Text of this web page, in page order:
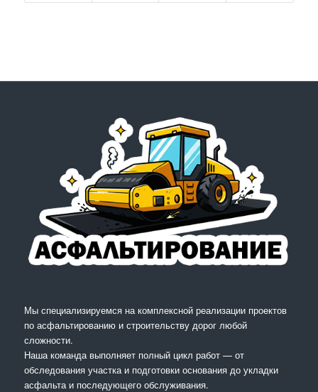
Мы специализируемся на комплексной реализации проектов
по асфальтированию и строительству дорог любой
сложности.
Наша команда выполняет полный цикл работ — от
обследования участка и подготовки основания до укладки
асфальта и последующего обслуживания.